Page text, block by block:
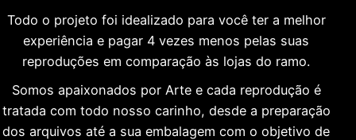
Todo o projeto foi idealizado para você ter a melhor
experiência e pagar 4 vezes menos pelas suas
reproduções em comparação às lojas do ramo.
Somos apaixonados por Arte e cada reprodução é
tratada com todo nosso carinho, desde a preparação
dos arquivos até a sua embalagem com o objetivo de